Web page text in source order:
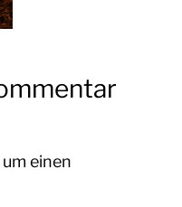
einen